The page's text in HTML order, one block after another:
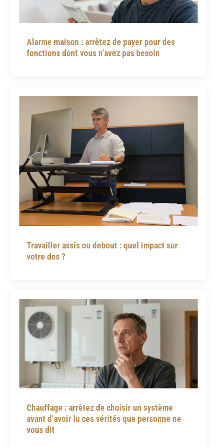
Alarme maison : arrêtez de payer pour des
fonctions dont vous n’avez pas besoin
Travailler assis ou debout : quel impact sur
votre dos ?
Chauffage : arrêtez de choisir un système
avant d’avoir lu ces vérités que personne ne
vous dit